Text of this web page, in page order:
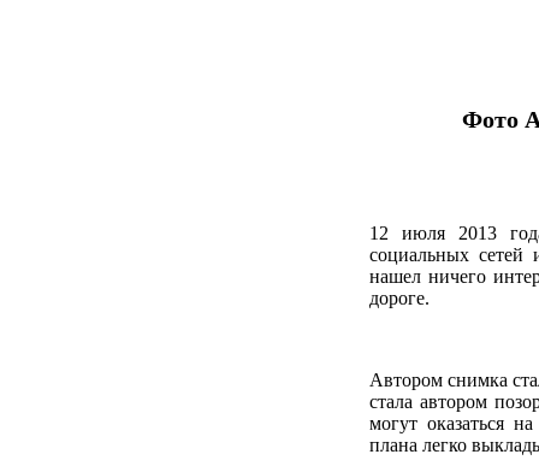
Фото
12 июля 2013
социальных
нашел ничего
дороге.
Автором снимка
стала автором
могут оказаться
плана легко